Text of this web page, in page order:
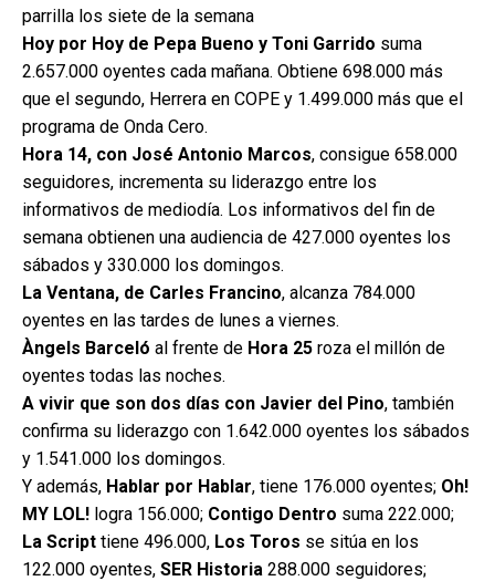
parrilla los siete de la semana
Hoy por Hoy de Pepa Bueno y Toni Garrido suma
2.657.000 oyentes cada mañana. Obtiene 698.000 más
que el segundo, Herrera en COPE y 1.499.000 más que el
programa de Onda Cero.
Hora 14, con José Antonio Marcos, consigue 658.000
seguidores, incrementa su liderazgo entre los
informativos de mediodía. Los informativos del fin de
semana obtienen una audiencia de 427.000 oyentes los
sábados y 330.000 los domingos.
La Ventana, de Carles Francino, alcanza 784.000
oyentes en las tardes de lunes a viernes.
Àngels Barceló al frente de Hora 25 roza el millón de
oyentes todas las noches.
A vivir que son dos días con Javier del Pino, también
confirma su liderazgo con 1.642.000 oyentes los sábados
y 1.541.000 los domingos.
Y además, Hablar por Hablar, tiene 176.000 oyentes; Oh!
MY LOL! logra 156.000; Contigo Dentro suma 222.000;
La Script tiene 496.000, Los Toros se sitúa en los
122.000 oyentes, SER Historia 288.000 seguidores;